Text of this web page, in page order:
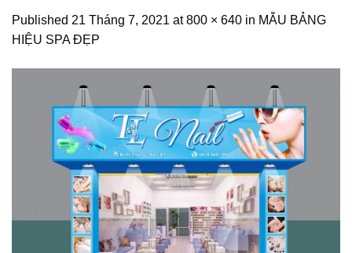
Published 21 Tháng 7, 2021 at800 × 640 in MẪU BẢNG
HIỆU SPA ĐẸP